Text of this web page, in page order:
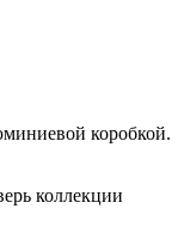
коробкой.
коллекции